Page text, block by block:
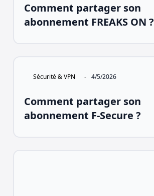
Comment partager son
abonnement FREAKS ON ?
Sécurité & VPN - 4/5/2026
Comment partager son
abonnement F-Secure ?